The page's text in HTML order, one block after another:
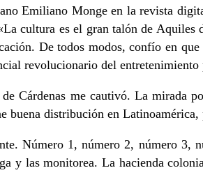
Emiliano Monge en la revista
cultura es el gran talón de Aquiles
De todos modos, confío en
revolucionario del
Cárdenas me cautivó. La mirada
buena distribución en
Número 1, número 2, número 3,
y las monitorea. La hacienda